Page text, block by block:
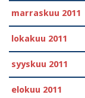
marraskuu 2011
lokakuu 2011
syyskuu 2011
elokuu 2011